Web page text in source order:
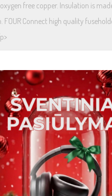
free copper. Insulation is
Connect high quality